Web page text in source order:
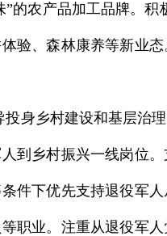
”的农产品加工品牌。
验、森林康养等新业
投身乡村建设和基层治理
到乡村振兴一线岗位
件下优先支持退役军
职业。注重从退役军